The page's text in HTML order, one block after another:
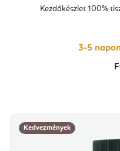
Kezdőkészlet 100%
3-5
Kedvezmények